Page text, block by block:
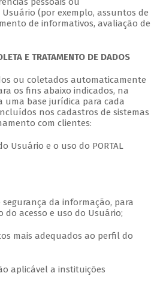
(por exemplo, assuntos de
de informativos, avaliação de
E TRATAMENTO DE DADOS
ou coletados automaticamente
os fins abaixo indicados, na
uma base jurídica para cada
nos cadastros de sistemas
com clientes:
Usuário e o uso do PORTAL
da informação, para
acesso e uso do Usuário;
mais adequados ao perfil do
aplicável a instituições